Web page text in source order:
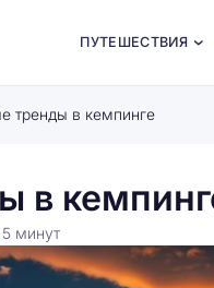
ПУТЕШЕСТВИЯ
тренды в кемпинге
в
5 минут